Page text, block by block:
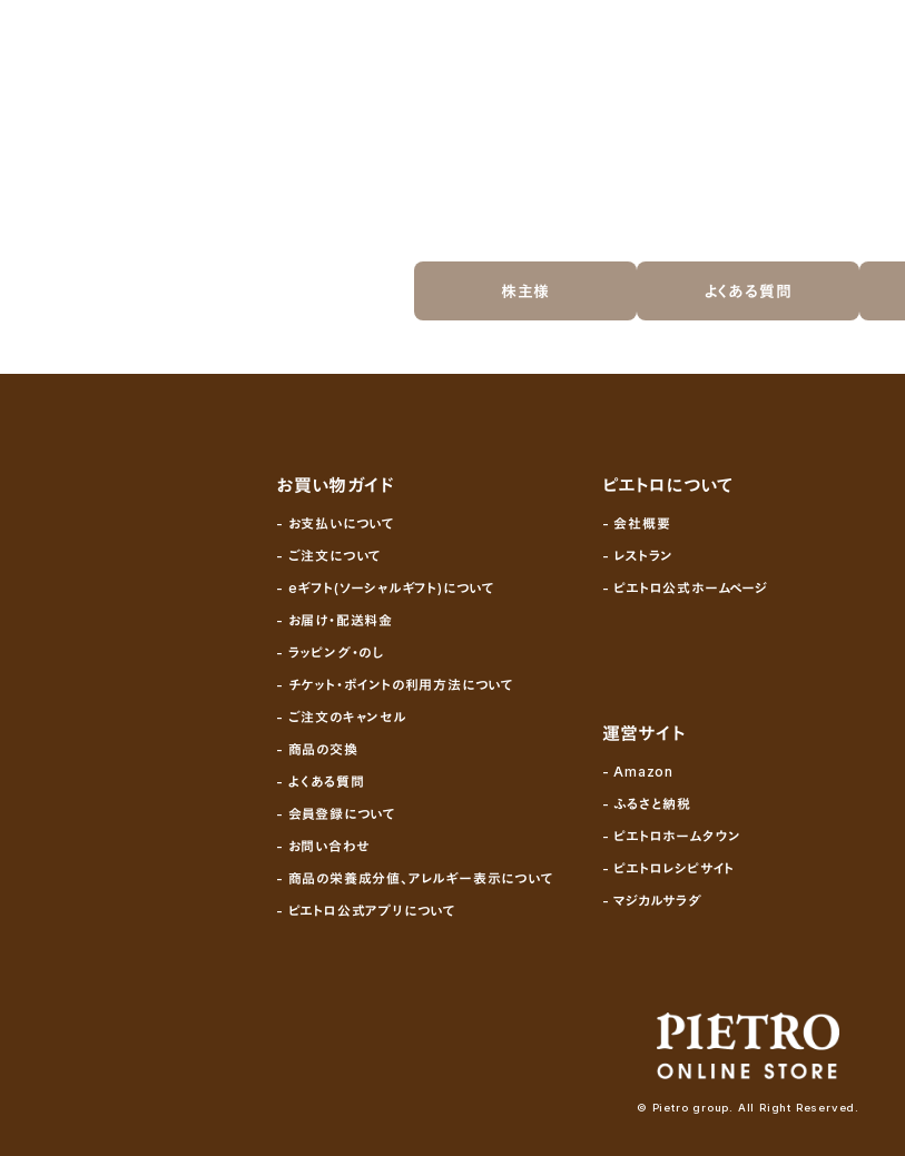
株主様 よくある質問
お買い物ガイド
- お支払いについて
- ご注文について
- eギフト(ソーシャルギフト)について
- お届け・配送料金
- ラッピング・のし
- チケット・ポイントの利用方法について
- ご注文のキャンセル
- 商品の交換
- よくある質問
- 会員登録について
- お問い合わせ
- 商品の栄養成分値、アレルギー表示について
- ピエトロ公式アプリについて
ピエトロについて
- 会社概要
- レストラン
- ピエトロ公式ホームページ
運営サイト
- Amazon
- ふるさと納税
- ピエトロホームタウン
- ピエトロレシピサイト
- マジカルサラダ
© Pietro group. All Right Reserved.